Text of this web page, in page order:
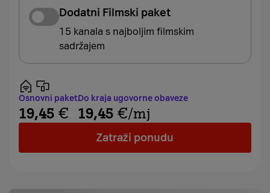
Dodatni Filmski paket
15 kanala s najboljim filmskim
sadržajem
Osnovni paket
19,45 €
Do kraja ugovorne obaveze
19,45 €/mj
Zatraži ponudu